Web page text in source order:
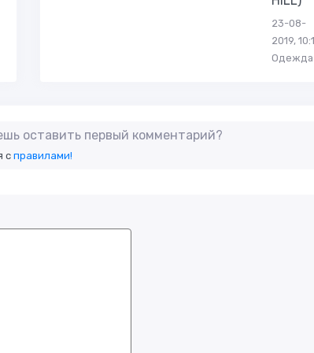
23-08-
2019,
Одежда
оставить первый комментарий?
справилами!